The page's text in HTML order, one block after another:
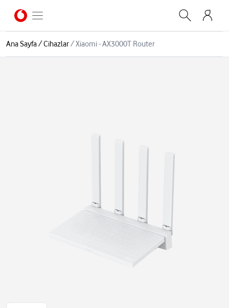
Ana Sayfa/Cihazlar/Xiaomi - AX3000T Router